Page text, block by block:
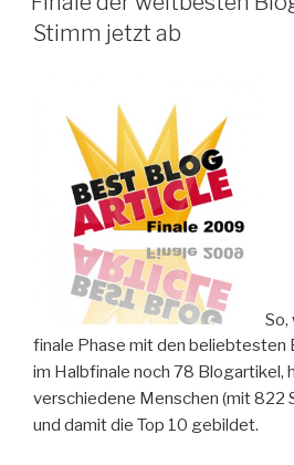
Stimm jetzt ab
So,
finale Phase mit den beliebtesten
im Halbfinale noch 78 Blogartikel,
verschiedene Menschen (mit 822
und damit die Top 10 gebildet.